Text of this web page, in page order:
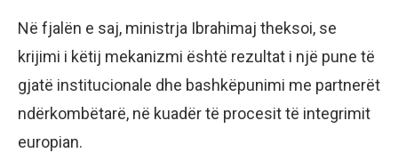
Në fjalën e saj, ministrja Ibrahimaj theksoi, se
krijimi i këtij mekanizmi është rezultat i një pune të
gjatë institucionale dhe bashkëpunimi me partnerët
ndërkombëtarë, në kuadër të procesit të integrimit
europian.